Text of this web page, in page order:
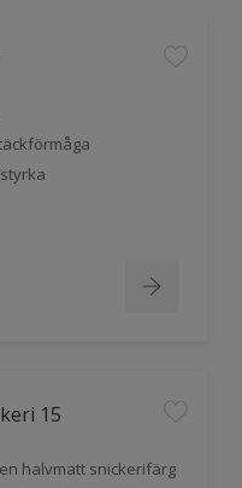
15
halvmatt snickerifärg